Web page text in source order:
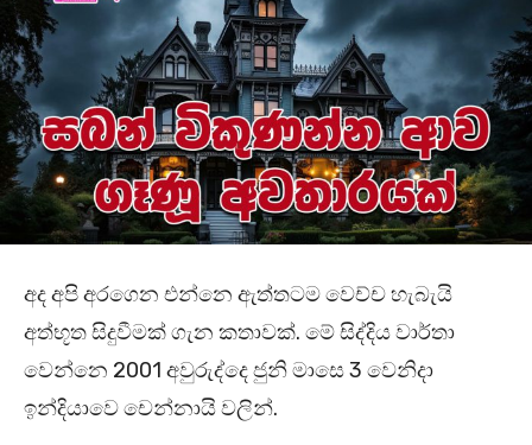
අද අපි අරගෙන එන්නෙ ඇත්තටම වෙච්ච හැබැයි
අත්භූත සිදුවීමක් ගැන කතාවක්. මේ සිද්දිය වාර්තා
වෙන්නෙ 2001 අවුරුද්දෙ ජුනි මාසෙ 3 වෙනිදා
ඉන්දියාවෙ චෙන්නායි වලින්.